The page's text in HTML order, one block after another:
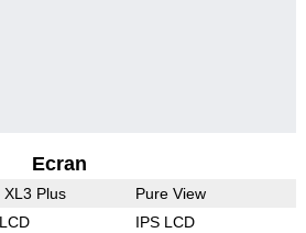
Ecran
XL3 Plus Pure View
IPS LCD